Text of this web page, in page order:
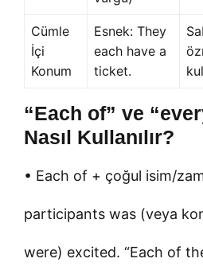
Cümle
İçi
Konum
Esnek: They
each have a
ticket.
“Each of” ve
Nasıl Kullanılır?
• Each of + çoğul isim/
participants was (veya
were) excited. “Each of